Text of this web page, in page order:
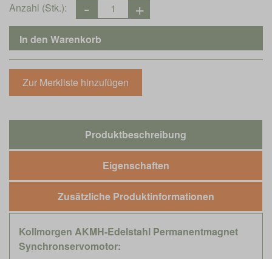
Anzahl (Stk.):
Produktbeschreibung
Eigenschaften
Zusätzliche Produktinformationen
Kollmorgen AKMH-Edelstahl Permanentmagnet
Synchronservomotor: